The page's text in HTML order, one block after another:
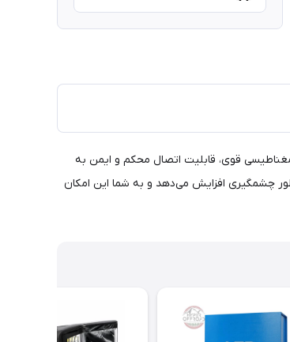
مغناطیسی قوی، قابلیت اتصال محکم و ایمن به
چشمگیری افزایش می‌دهد و به شما این امکان